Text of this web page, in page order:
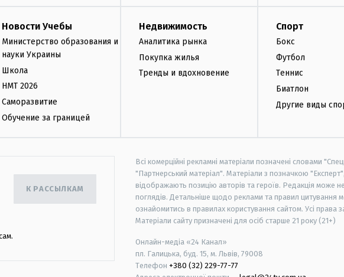
Новости Учебы
Министерство образования и
науки Украины
Школа
НМТ 2026
Саморазвитие
Обучение за границей
Недвижимость
Аналитика рынка
Покупка жилья
Тренды и вдохновение
Спорт
Бокс
Футбол
Теннис
Биатлон
Другие виды
К РАССЫЛКАМ
Всі комерційні рекламні матеріали позначені словами
"Партнерський матеріал". Матеріали з позначкою
відображають позицію авторів та героїв. Редакція може не
поглядів. Детальніше щодо реклами та правил цитування
ознайомитись в правилах користування сайтом. Усі права
Матеріали сайту призначені для осіб старше 21 року (21+)
Онлайн-медіа «24 Канал»
пл. Галицька, буд. 15, м. Львів, 79008
Телефон +380 (32) 229-77-77